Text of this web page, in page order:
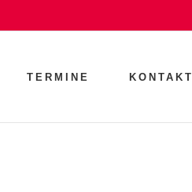
TERMINE KONTAKT